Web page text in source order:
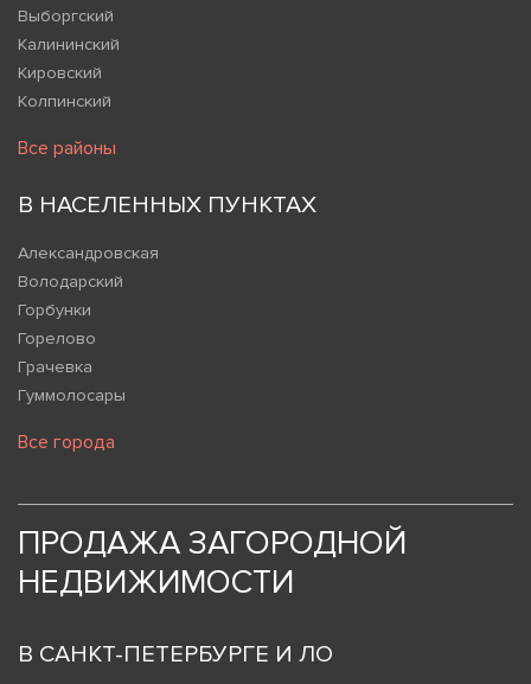
Выборгский
Калининский
Кировский
Колпинский
Все районы
В НАСЕЛЕННЫХ ПУНКТАХ
Александровская
Володарский
Горбунки
Горелово
Грачевка
Гуммолосары
Все города
ПРОДАЖА ЗАГОРОДНОЙ
НЕДВИЖИМОСТИ
В САНКТ-ПЕТЕРБУРГЕ И ЛО